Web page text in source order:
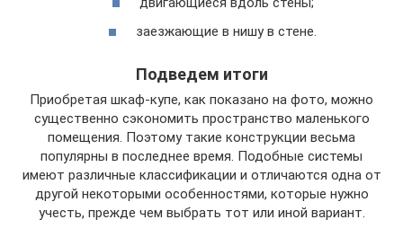
заезжающие в нишу в стене.
Подведем итоги
Приобретая шкаф-купе, как показано на фото, можно
существенно сэкономить пространство маленького
помещения. Поэтому такие конструкции весьма
популярны в последнее время. Подобные системы
имеют различные классификации и отличаются одна от
другой некоторыми особенностями, которые нужно
учесть, прежде чем выбрать тот или иной вариант.